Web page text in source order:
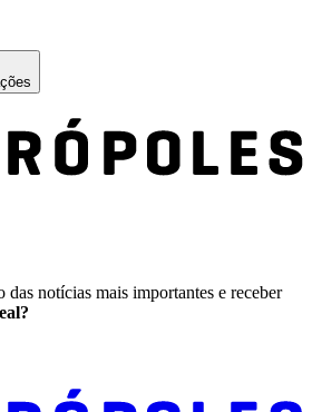
notícias mais importantes e receber